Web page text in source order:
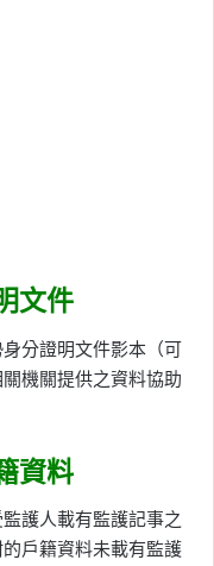
文件
分證明文件影本（可
機關提供之資料協助
資料
護人載有監護記事之
戶籍資料未載有監護